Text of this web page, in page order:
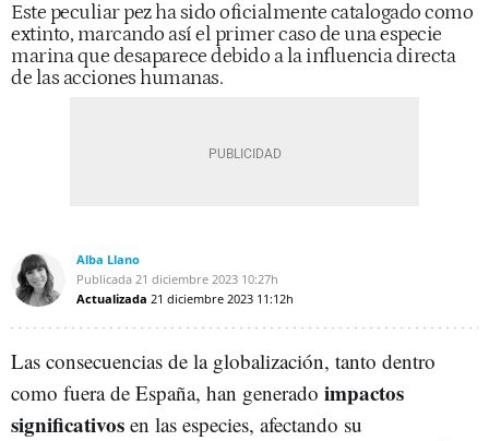
Este peculiar pez ha sido oficialmente catalogado como
extinto, marcando así el primer caso de una especie
marina que desaparece debido a la influencia directa
de las acciones humanas.
Alba Llano
Publicada 21 diciembre 2023 10:27h
Actualizada 21 diciembre 2023 11:12h
Las consecuencias de la globalización, tanto dentro
como fuera de España, han generado impactos
significativos en las especies, afectando su